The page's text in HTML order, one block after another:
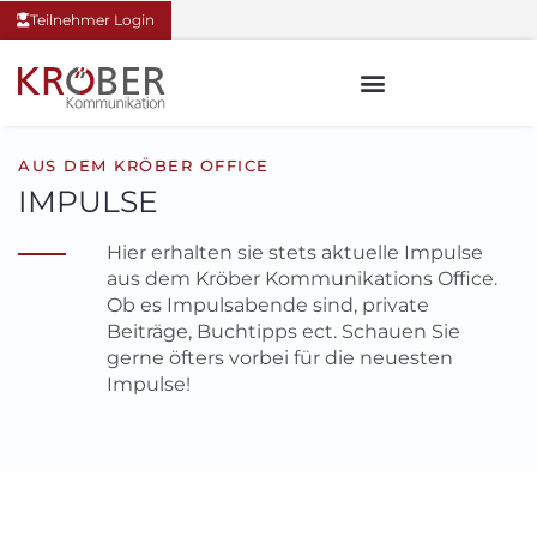
Teilnehmer Login
AUS DEM KRÖBER OFFICE
IMPULSE
Hier erhalten sie stets aktuelle Impulse
aus dem Kröber Kommunikations Office.
Ob es Impulsabende sind, private
Beiträge, Buchtipps ect. Schauen Sie
gerne öfters vorbei für die neuesten
Impulse!